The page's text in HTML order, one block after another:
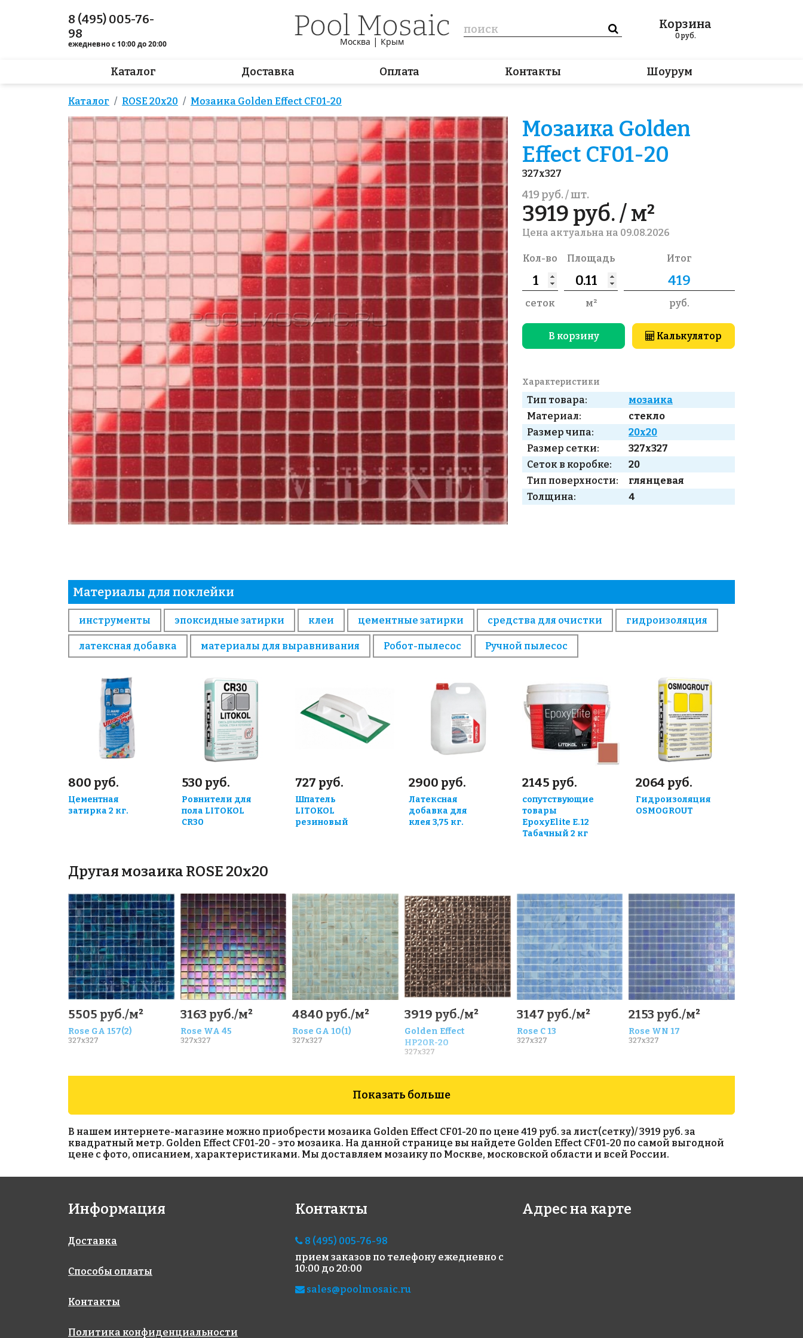
8 (495) 005-76-
98
ежедневно с 10:00 до 20:00 Москва | Крым
Корзина
0руб.
Каталог Доставка Оплата Контакты Шоурум
Каталог ROSE 20x20 Мозаика Golden Effect CF01-20
Мозаика Golden
Effect CF01-20
327x327
419 руб. / шт.
3919 руб. / м²
Цена актуальна на 09.08.2026
Кол-во
сеток
Площадь
м²
Итог
руб.
В корзину Калькулятор
Характеристики
Тип товара:
мозаика
Материал:
стекло
Размер чипа:
20x20
Размер сетки:
327x327
Сеток в коробке:
20
Тип поверхности:
глянцевая
Толщина:
4
Материалы для поклейки
инструменты эпоксидные затирки клеи цементные затирки средства для очистки гидроизоляция
латексная добавка материалы для выравнивания Робот-пылесос Ручной пылесос
800 руб.
Цементная
затирка 2 кг.
530 руб.
Ровнители для
пола LITOKOL
CR30
727 руб.
Шпатель
LITOKOL
резиновый
2900 руб.
Латексная
добавка для
клея 3,75 кг.
2145 руб.
сопутствующие
товары
EpoxyElite E.12
Табачный 2 кг
2064 руб.
Гидроизоляция
OSMOGROUT
Другая мозаика ROSE 20x20
5505 руб./м²
Rose GA 157(2)
327x327
3163 руб./м²
Rose WA 45
327x327
4840 руб./м²
Rose GA 10(1)
327x327
3919 руб./м²
Golden Effect
HP20R-20
327x327
3147 руб./м²
Rose C 13
327x327
2153 руб./м²
Rose WN 17
327x327
5505 руб./м²
Rose GA 192
5505 руб./м²
Rose GA 144
1348 руб./м²
Rose A 07(2) Rose G 32
Показать больше
В нашем интернете-магазине можно приобрести мозаика Golden Effect CF01-20 по цене 419 руб. за лист(сетку)/ 3919 руб. за
квадратный метр. Golden Effect CF01-20 - это мозаика. На данной странице вы найдете Golden Effect CF01-20 по самой выгодной
цене с фото, описанием, характеристиками. Мы доставляем мозаику по Москве, московской области и всей России.
Информация
Доставка
Способы оплаты
Контакты
Политика конфиденциальности
Контакты
8 (495) 005-76-98
прием заказов по телефону ежедневно с
10:00 до 20:00
sales@poolmosaic.ru
Адрес на карте